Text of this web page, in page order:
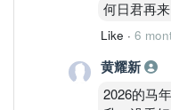
何日君再
Like · 6
黄耀新
2026的马